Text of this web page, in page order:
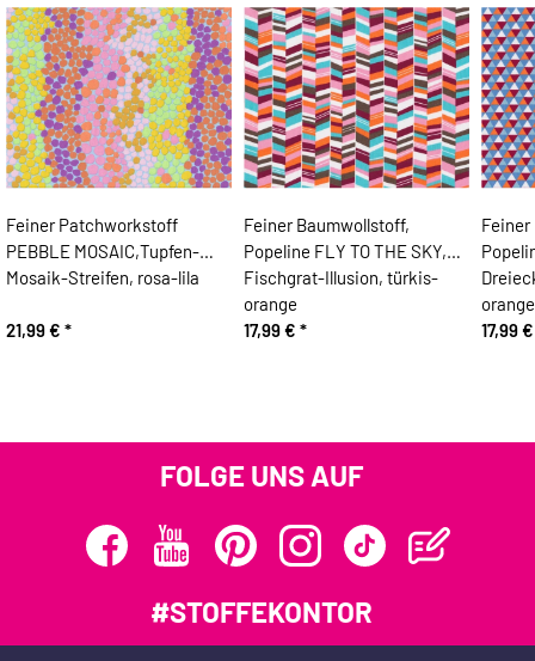
Feiner Patchworkstoff
PEBBLE MOSAIC,Tupfen-
Mosaik-Streifen, rosa-lila
21,99 € *
Feiner Baumwollstoff,
Popeline FLY TO THE SKY,
Fischgrat-Illusion, türkis-
orange
17,99 € *
orange
17,99
FOLGE UNS AUF
#STOFFEKONTOR